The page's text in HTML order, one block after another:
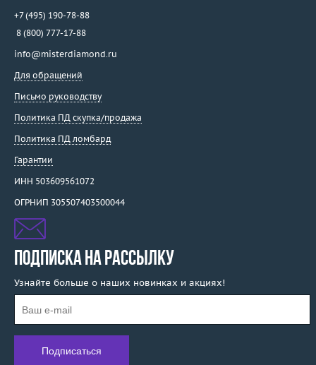
+7 (495) 190-78-88
8 (800) 777-17-88
info@misterdiamond.ru
Для обращений
Письмо руководству
Политика ПД скупка/продажа
Политика ПД ломбард
Гарантии
ИНН 503609561072
ОГРНИП 305507403500044
ПОДПИСКА НА РАССЫЛКУ
Узнайте больше о наших новинках и акциях!